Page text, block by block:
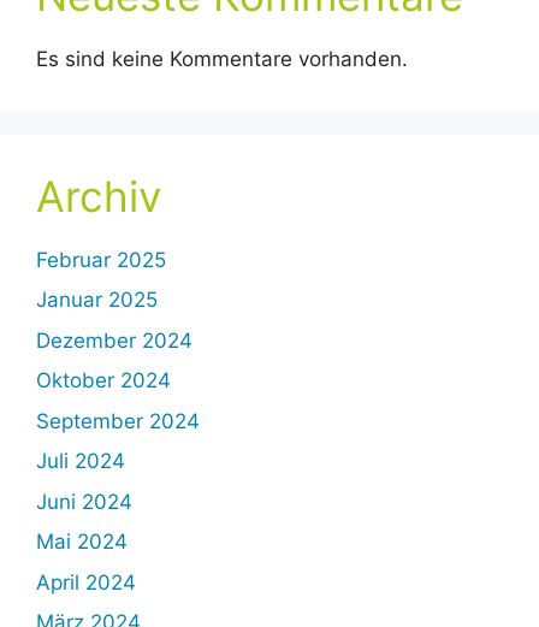
Es sind keine Kommentare vorhanden.
Archiv
Februar 2025
Januar 2025
Dezember 2024
Oktober 2024
September 2024
Juli 2024
Juni 2024
Mai 2024
April 2024